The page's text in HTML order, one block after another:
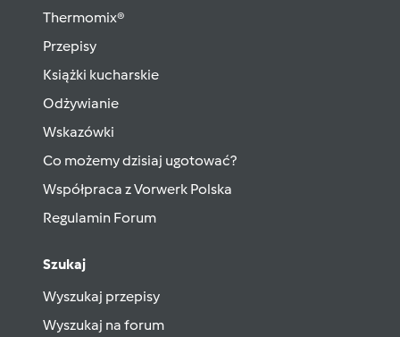
Thermomix®
Przepisy
Książki kucharskie
Odżywianie
Wskazówki
Co możemy dzisiaj ugotować?
Współpraca z Vorwerk Polska
Regulamin Forum
Szukaj
Wyszukaj przepisy
Wyszukaj na forum